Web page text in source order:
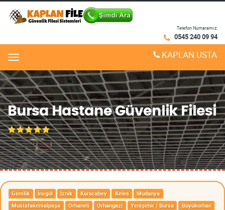
Telefon Numaramız:
0545 240 09 94
Menu KAPLAN USTA
Bursa Hastane Güvenlik Filesi
Gemlik İnegöl İznik Karacabey Keles
Mudanya
Mustafakemalpaşa
Orhaneli Orhangazi Yenişehir / Bursa
Büyükorhan